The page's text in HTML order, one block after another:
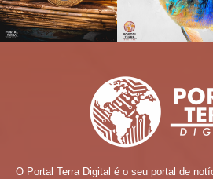
O Portal Terra Digital é o seu portal de